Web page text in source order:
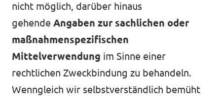
nicht möglich, darüber hinaus
gehende Angaben zur sachlichen oder
maßnahmenspezifischen
Mittelverwendung im Sinne einer
rechtlichen Zweckbindung zu behandeln.
Wenngleich wir selbstverständlich bemüht